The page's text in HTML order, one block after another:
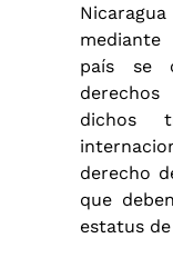
país se
dichos
derecho
que
estatus